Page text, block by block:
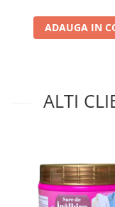
ADAUGA IN
ALTI